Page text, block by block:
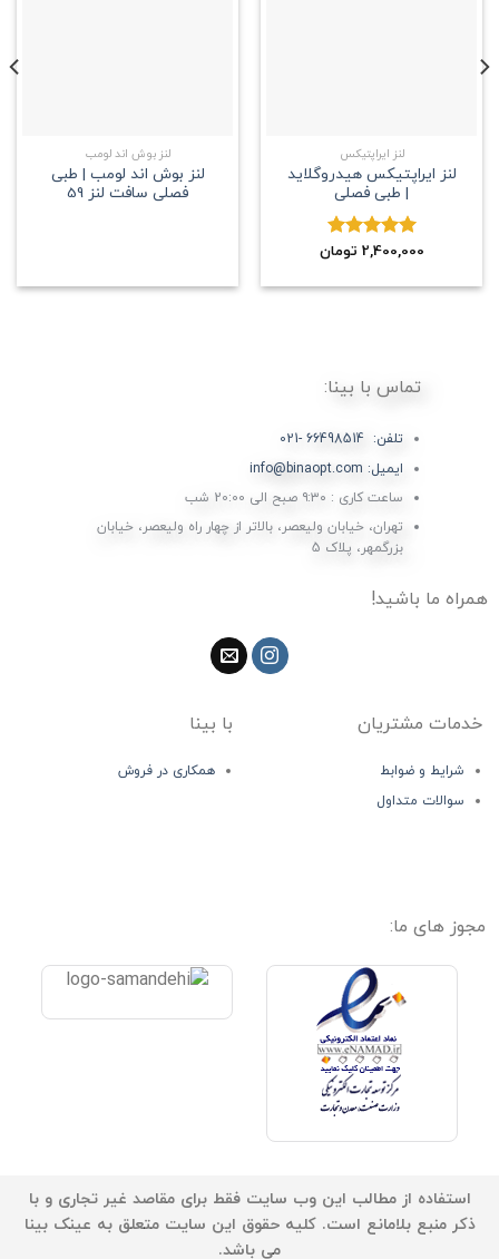
لنز ایراپتیکس
لنز ایراپتیکس هیدروگلاید
| طبی فصلی
نمره5.002,400,000 تومان
لنز بوش اند لومب
لنز بوش اند لومب | طبی
فصلی سافت لنز 59
تماس با بینا:
تلفن: 66498514 -021
ایمیل: info@binaopt.com
ساعت کاری : ۹:۳۰ صبح الی 20:00 شب
تهران، خیابان ولیعصر، بالاتر از چهار راه ولیعصر، خیابان
بزرگمهر، پلاک 5
همراه ما باشید!
خدمات مشتریان
شرایط و ضوابط
سوالات متداول
با بینا
همکاری در فروش
مجوز های ما:
استفاده از مطالب این وب سایت فقط برای مقاصد غیر تجاری و با
ذکر منبع بلامانع است. کلیه حقوق این سایت متعلق به عینک بینا
می باشد.